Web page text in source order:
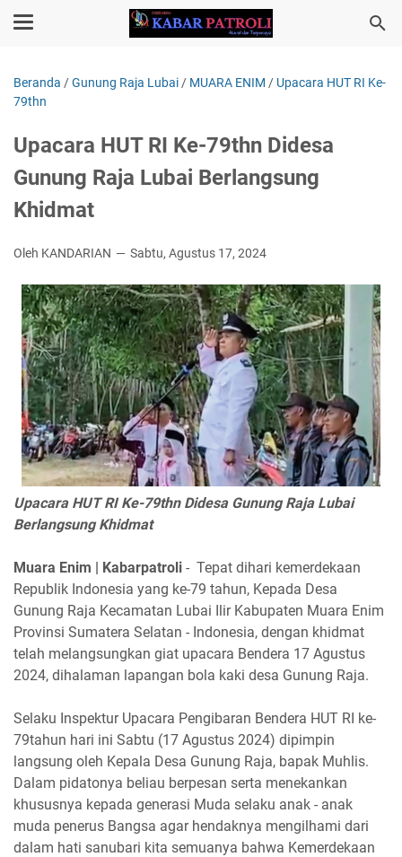
Beranda /Gunung Raja Lubai / MUARA ENIM / Upacara HUT RI Ke-
79thn
Upacara HUT RI Ke-79thn Didesa
Gunung Raja Lubai Berlangsung
Khidmat
Oleh KANDARIAN Sabtu, Agustus 17, 2024
Upacara HUT RI Ke-79thn Didesa Gunung Raja Lubai
Berlangsung Khidmat
Muara Enim | Kabarpatroli - Tepat dihari kemerdekaan
Republik Indonesia yang ke-79 tahun, Kepada Desa
Gunung Raja Kecamatan Lubai Ilir Kabupaten Muara Enim
Provinsi Sumatera Selatan - Indonesia, dengan khidmat
telah melangsungkan giat upacara Bendera 17 Agustus
2024, dihalaman lapangan bola kaki desa Gunung Raja.
Selaku Inspektur Upacara Pengibaran Bendera HUT RI ke-
79tahun hari ini Sabtu (17 Agustus 2024) dipimpin
langsung oleh Kepala Desa Gunung Raja, bapak Muhlis.
Dalam pidatonya beliau berpesan serta menekankan
khususnya kepada generasi Muda selaku anak - anak
muda penerus Bangsa agar hendaknya mengilhami dari
dalam hati sanubari kita semuanya bahwa Kemerdekaan